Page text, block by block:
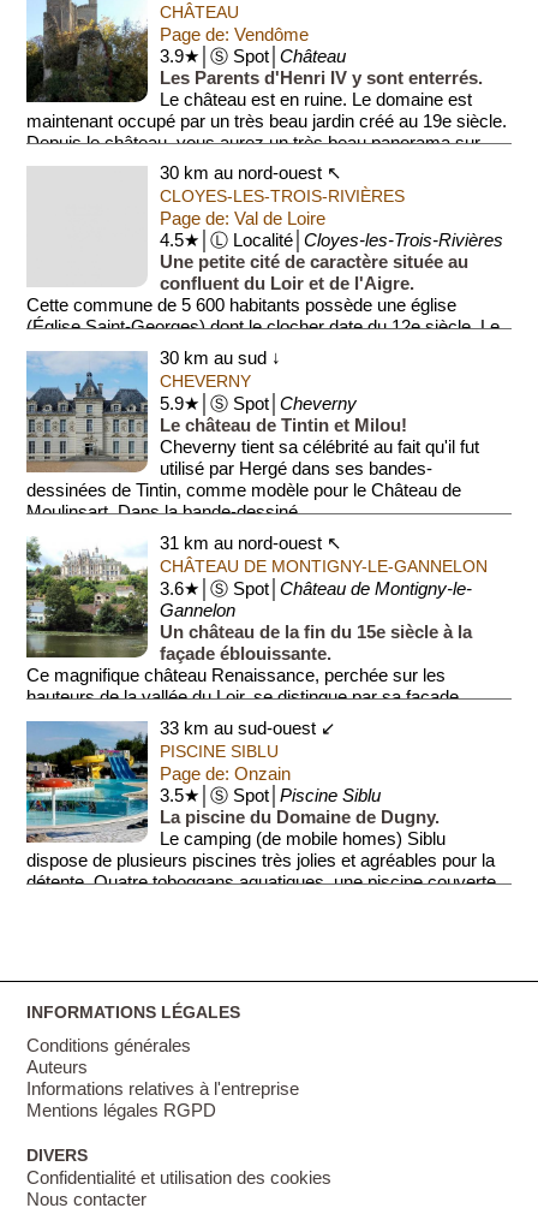
CHÂTEAU
Page de: Vendôme
3.9★│Ⓢ Spot│Château
Les Parents d'Henri IV y sont enterrés.
Le château est en ruine. Le domaine est
maintenant occupé par un très beau jardin créé au 19e siècle.
Depuis le château, vous aurez un très beau panorama sur...
30 km au nord-ouest ↖
CLOYES-LES-TROIS-RIVIÈRES
Page de: Val de Loire
4.5★│Ⓛ Localité│Cloyes-les-Trois-Rivières
Une petite cité de caractère située au
confluent du Loir et de l'Aigre.
Cette commune de 5 600 habitants possède une église
(Église Saint-Georges) dont le clocher date du 12e siècle. Le
centre es...
30 km au sud ↓
CHEVERNY
5.9★│Ⓢ Spot│Cheverny
Le château de Tintin et Milou!
Cheverny tient sa célébrité au fait qu'il fut
utilisé par Hergé dans ses bandes-
dessinées de Tintin, comme modèle pour le Château de
Moulinsart. Dans la bande-dessiné...
31 km au nord-ouest ↖
CHÂTEAU DE MONTIGNY-LE-GANNELON
3.6★│Ⓢ Spot│Château de Montigny-le-
Gannelon
Un château de la fin du 15e siècle à la
façade éblouissante.
Ce magnifique château Renaissance, perchée sur les
hauteurs de la vallée du Loir, se distingue par sa façade
raffinée flanquée de to...33 km au sud-ouest ↙
PISCINE SIBLU
Page de: Onzain
3.5★│Ⓢ Spot│Piscine Siblu
La piscine du Domaine de Dugny.
Le camping (de mobile homes) Siblu
dispose de plusieurs piscines très jolies et agréables pour la
détente. Quatre toboggans aquatiques, une piscine couverte,
INFORMATIONS LÉGALES
Conditions générales
Auteurs
Informations relatives à l'entreprise
Mentions légales RGPD
DIVERS
Confidentialité et utilisation des cookies
Nous contacter